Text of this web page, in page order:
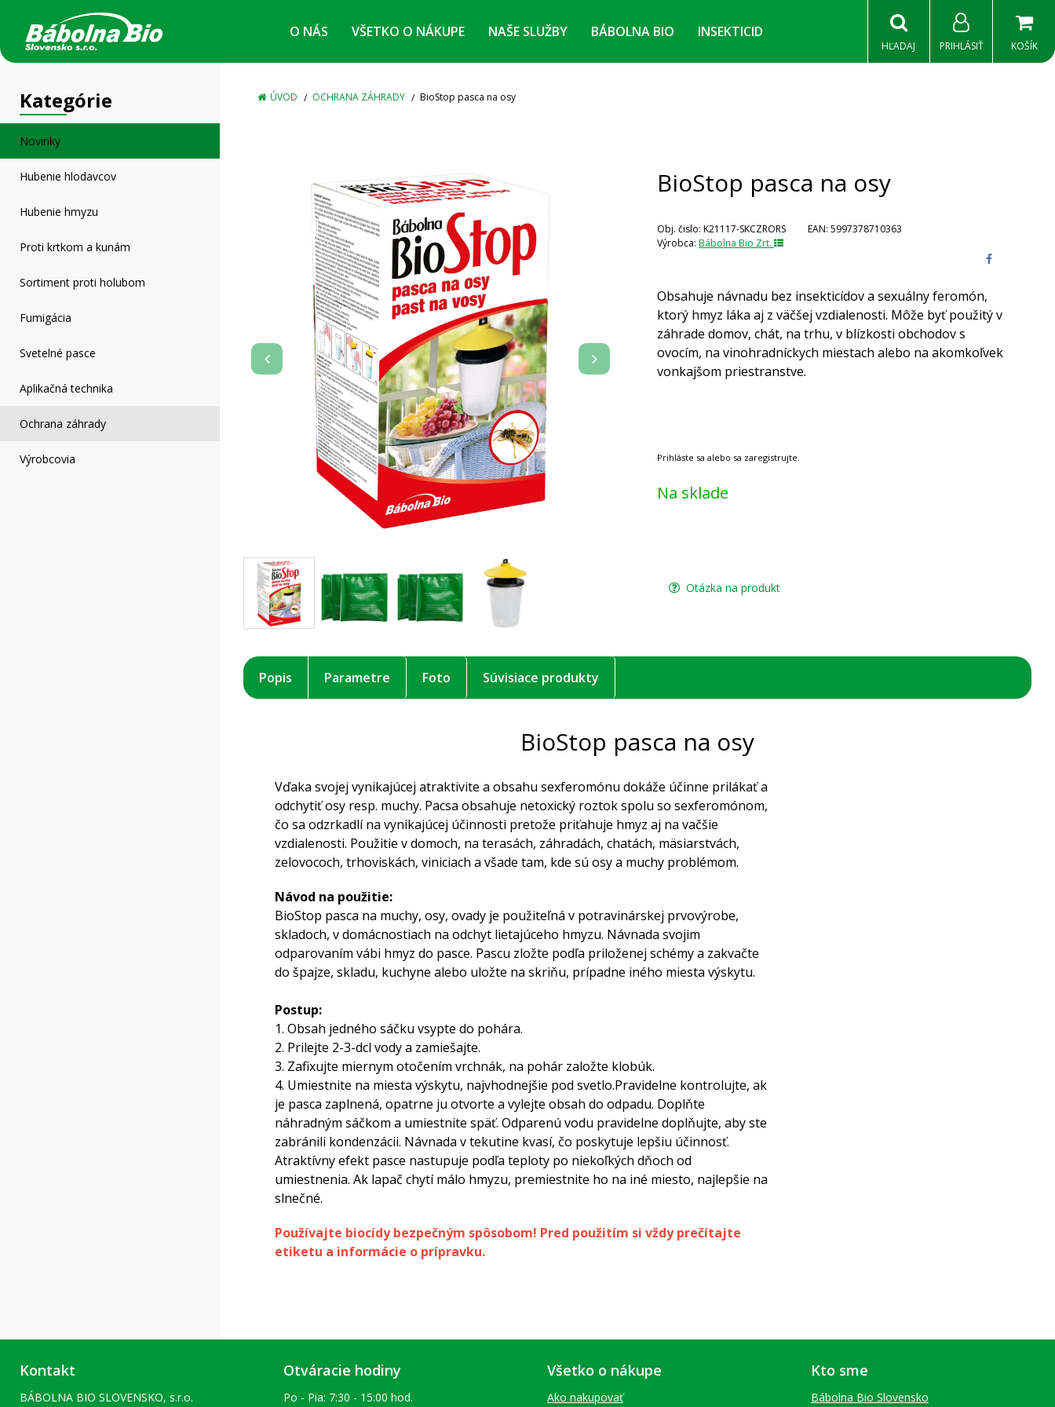
O NÁS VŠETKO O NÁKUPE NAŠE SLUŽBY BÁBOLNA BIO INSEKTICID
KOŠÍK
PRIHLÁSIŤ
HĽADAJ
Novinky
Hubenie hlodavcov
Hubenie hmyzu
Proti krtkom a kunám
Sortiment proti holubom
Fumigácia
Svetelné pasce
Aplikačná technika
Ochrana záhrady
Výrobcovia
ÚVOD OCHRANA ZÁHRADY BioStop pasca na osy
BioStop pasca na osy
Obj. čislo: K21117-SKCZRORS EAN: 5997378710363
Výrobca: Bábolna Bio Zrt.
Obsahuje návnadu bez insekticídov a sexuálny feromón,
ktorý hmyz láka aj z väčšej vzdialenosti. Môže byť použitý v
záhrade domov, chát, na trhu, v blízkosti obchodov s
ovocím, na vinohradníckych miestach alebo na akomkoľvek
vonkajšom priestranstve.
Na sklade
Otázka na produkt
Popis Parametre Foto Súvisiace produkty
BioStop pasca na osy
Vďaka svojej vynikajúcej atraktivite a obsahu sexferomónu dokáže účinne prilákať a
odchytiť osy resp. muchy. Pacsa obsahuje netoxický roztok spolu so sexferomónom,
čo sa odzrkadlí na vynikajúcej účinnosti pretože priťahuje hmyz aj na vačšie
vzdialenosti. Použitie v domoch, na terasách, záhradách, chatách, mäsiarstvách,
zelovococh, trhoviskách, viniciach a všade tam, kde sú osy a muchy problémom.
Návod na použitie:
BioStop pasca na muchy, osy, ovady je použiteľná v potravinárskej prvovýrobe,
skladoch, v domácnostiach na odchyt lietajúceho hmyzu. Návnada svojim
odparovaním vábi hmyz do pasce. Pascu zložte podľa priloženej schémy a zakvačte
do špajze, skladu, kuchyne alebo uložte na skriňu, prípadne iného miesta výskytu.
Postup:
1. Obsah jedného sáčku vsypte do pohára.
2. Prilejte 2-3-dcl vody a zamiešajte.
3. Zafixujte miernym otočením vrchnák, na pohár založte klobúk.
4. Umiestnite na miesta výskytu, najvhodnejšie pod svetlo.Pravidelne kontrolujte, ak
je pasca zaplnená, opatrne ju otvorte a vylejte obsah do odpadu. Doplňte
náhradným sáčkom a umiestnite späť. Odparenú vodu pravidelne doplňujte, aby ste
zabránili kondenzácii. Návnada v tekutine kvasí, čo poskytuje lepšiu účinnosť.
Atraktívny efekt pasce nastupuje podľa teploty po niekoľkých dňoch od
umiestnenia. Ak lapač chytí málo hmyzu, premiestnite ho na iné miesto, najlepšie na
slnečné.
Používajte biocídy bezpečným spôsobom! Pred použitím si vždy prečítajte
etiketu a informácie o prípravku.
Kontakt
BÁBOLNA BIO SLOVENSKO, s.r.o.
Otváracie hodiny
Po - Pia: 7:30 - 15:00 hod.
Všetko o nákupe
Ako nakupovať
Kto sme
Bábolna Bio Slovensko